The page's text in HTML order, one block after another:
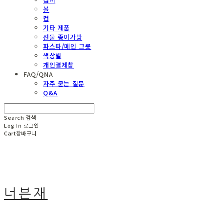
볼
컵
기타 제품
선물 종이가방
파스타/메인 그릇
색상별
개인결제창
FAQ/QNA
자주 묻는 질문
Q&A
Search 검색
Log In 로그인
Cart장바구니
너븐재